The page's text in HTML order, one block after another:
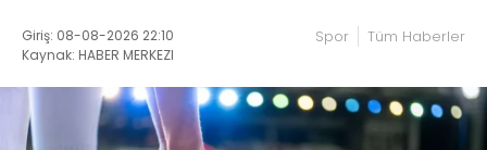
Giriş: 08-08-2026 22:10
Kaynak: HABER MERKEZI
Spor Tüm Haberler